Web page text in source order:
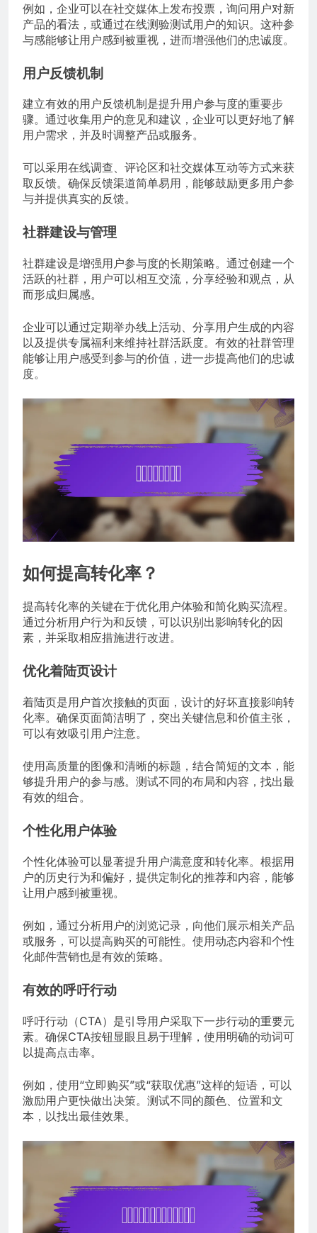
例如，企业可以在社交媒体上发布投票，询问用户对新
产品的看法，或通过在线测验测试用户的知识。这种参
与感能够让用户感到被重视，进而增强他们的忠诚度。
用户反馈机制
建立有效的用户反馈机制是提升用户参与度的重要步
骤。通过收集用户的意见和建议，企业可以更好地了解
用户需求，并及时调整产品或服务。
可以采用在线调查、评论区和社交媒体互动等方式来获
取反馈。确保反馈渠道简单易用，能够鼓励更多用户参
与并提供真实的反馈。
社群建设与管理
社群建设是增强用户参与度的长期策略。通过创建一个
活跃的社群，用户可以相互交流，分享经验和观点，从
而形成归属感。
企业可以通过定期举办线上活动、分享用户生成的内容
以及提供专属福利来维持社群活跃度。有效的社群管理
能够让用户感受到参与的价值，进一步提高他们的忠诚
度。
如何提高转化率？
提高转化率的关键在于优化用户体验和简化购买流程。
通过分析用户行为和反馈，可以识别出影响转化的因
素，并采取相应措施进行改进。
优化着陆页设计
着陆页是用户首次接触的页面，设计的好坏直接影响转
化率。确保页面简洁明了，突出关键信息和价值主张，
可以有效吸引用户注意。
使用高质量的图像和清晰的标题，结合简短的文本，能
够提升用户的参与感。测试不同的布局和内容，找出最
有效的组合。
个性化用户体验
个性化体验可以显著提升用户满意度和转化率。根据用
户的历史行为和偏好，提供定制化的推荐和内容，能够
让用户感到被重视。
例如，通过分析用户的浏览记录，向他们展示相关产品
或服务，可以提高购买的可能性。使用动态内容和个性
化邮件营销也是有效的策略。
有效的呼吁行动
呼吁行动（CTA）是引导用户采取下一步行动的重要元
素。确保CTA按钮显眼且易于理解，使用明确的动词可
以提高点击率。
例如，使用“立即购买”或“获取优惠”这样的短语，可以
激励用户更快做出决策。测试不同的颜色、位置和文
本，以找出最佳效果。